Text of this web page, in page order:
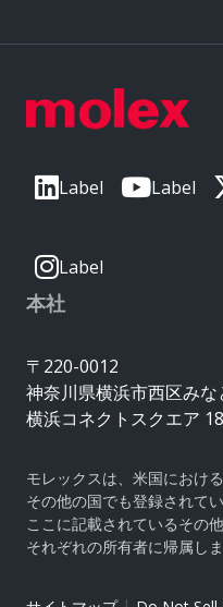
Label Label
Label
本社
〒220-0012
神奈川県横浜市西区み
横浜コネクトスクエア
モレックスは、米国におけ
その他の国でも登録されて
ここに記載されているその
それぞれの所有者に帰属し